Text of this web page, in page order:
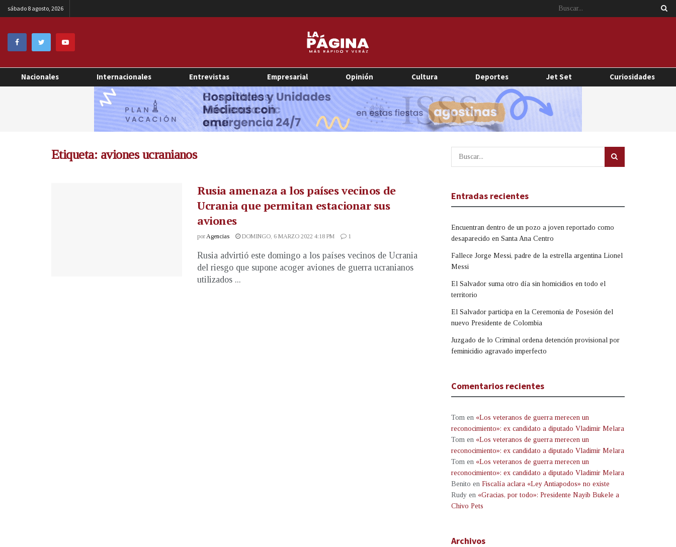
sábado 8 agosto, 2026
Nacionales Internacionales Entrevistas Empresarial Opinión Cultura Deportes Jet Set Curiosidades
Etiqueta: aviones ucranianos
Rusia amenaza a los países vecinos de
Ucrania que permitan estacionar sus
aviones
porAgencias DOMINGO, 6 MARZO 2022 4:18 PM 1
Rusia advirtió este domingo a los países vecinos de Ucrania
del riesgo que supone acoger aviones de guerra ucranianos
utilizados ...
Entradas recientes
Encuentran dentro de un pozo a joven reportado como
desaparecido en Santa Ana Centro
Fallece Jorge Messi, padre de la estrella argentina Lionel
Messi
El Salvador suma otro día sin homicidios en todo el
territorio
El Salvador participa en la Ceremonia de Posesión del
nuevo Presidente de Colombia
Juzgado de lo Criminal ordena detención provisional por
feminicidio agravado imperfecto
Comentarios recientes
Tom en «Los veteranos de guerra merecen un
reconocimiento»: ex candidato a diputado Vladimir Melara
Tom en «Los veteranos de guerra merecen un
reconocimiento»: ex candidato a diputado Vladimir Melara
Tom en «Los veteranos de guerra merecen un
reconocimiento»: ex candidato a diputado Vladimir Melara
Benito en Fiscalía aclara «Ley Antiapodos» no existe
Rudy en «Gracias, por todo»: Presidente Nayib Bukele a
Chivo Pets
Archivos